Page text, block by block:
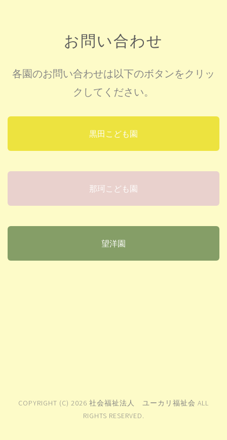
お問い合わせ
各園のお問い合わせは以下のボタンをクリッ
クしてください。
黒田こども園
那珂こども園
望洋園
COPYRIGHT (C) 2026 社会福祉法人 ユーカリ福祉会 ALL
RIGHTS RESERVED.